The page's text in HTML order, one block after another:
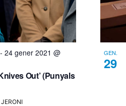
- 24 gener 2021 @
Out’ (Punyals
GEN.
29